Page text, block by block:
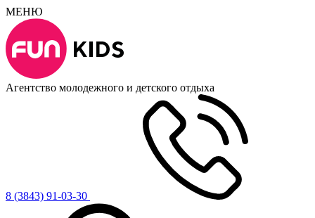
МЕНЮ
Агентство молодежного и детского отдыха
8 (3843) 91-03-30